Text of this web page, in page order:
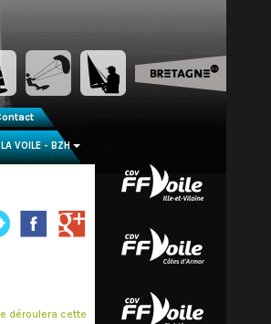
déroulera cette
VOILE - BZH
...